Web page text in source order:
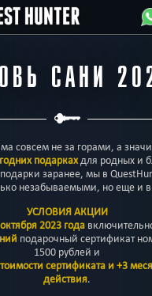
САНИ
совсем не за горами, а
подаркахдля родных и
подарки заранее, мы в
незабываемыми, но еще и
УСЛОВИЯ АКЦИИ
2023 года
подарочный сертификат
1500 рублей и
сертификата и +3
действия.